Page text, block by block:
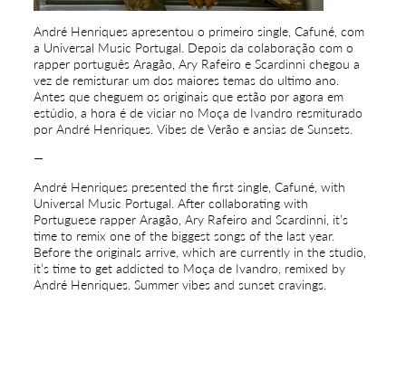
André Henriques apresentou o primeiro single, Cafuné, com
a Universal Music Portugal. Depois da colaboração com o
rapper português Aragão, Ary Rafeiro e Scardinni chegou a
vez de remisturar um dos maiores temas do ultimo ano.
Antes que cheguem os originais que estão por agora em
estúdio, a hora é de viciar no Moça de Ivandro resmiturado
por André Henriques. Vibes de Verão e ansias de Sunsets.
—
André Henriques presented the first single, Cafuné, with
Universal Music Portugal. After collaborating with
Portuguese rapper Aragão, Ary Rafeiro and Scardinni, it’s
time to remix one of the biggest songs of the last year.
Before the originals arrive, which are currently in the studio,
it’s time to get addicted to Moça de Ivandro, remixed by
André Henriques. Summer vibes and sunset cravings.